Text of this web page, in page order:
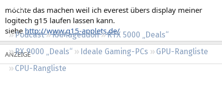
Regeln
Podcast RAMageddon
RTX 5000 „Deals“
RX 9000 „Deals“
Ideale Gaming-PCs
GPU-Rangliste
CPU-Rangliste
möchte das machen weil ich everest übers display meiner
logitech g15 laufen lassen kann.
siehe http://www.g15-applets.de/